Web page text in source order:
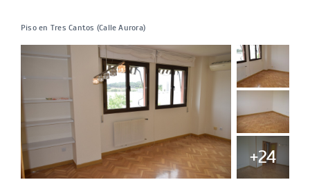
Piso en Tres Cantos (Calle Aurora)
+24